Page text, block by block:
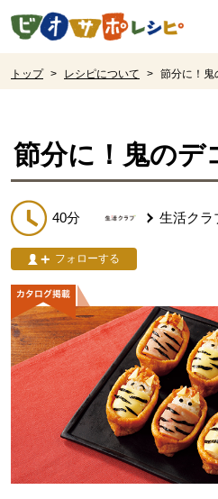
ページの先頭です。
トップ > レシピについて > 節分に！鬼
節分に！鬼のデ
40分 生活クラ
フォローする